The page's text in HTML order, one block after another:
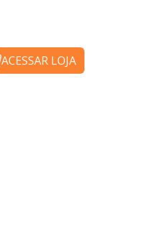
ACESSAR LOJA